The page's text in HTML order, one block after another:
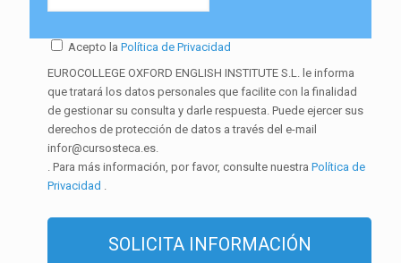
Acepto la Política de Privacidad
EUROCOLLEGE OXFORD ENGLISH INSTITUTE S.L. le informa
que tratará los datos personales que facilite con la finalidad
de gestionar su consulta y darle respuesta. Puede ejercer sus
derechos de protección de datos a través del e-mail
infor@cursosteca.es.
. Para más información, por favor, consulte nuestra Política de
Privacidad .